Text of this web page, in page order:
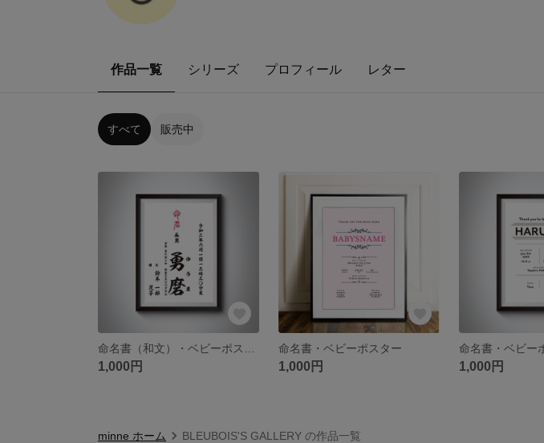
作品一覧 シリーズ プロフィール レター
すべて 販売中
1,000円
命名書・ベビーポスター
1,000円
命名書・ベビー
1,000円
minne ホーム BLEUBOIS'S GALLERY の作品一覧